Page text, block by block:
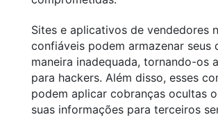
Sites e aplicativos de vendedores
confiáveis podem armazenar seus
maneira inadequada, tornando-os
para hackers. Além disso, esses
podem aplicar cobranças ocultas
suas informações para terceiros